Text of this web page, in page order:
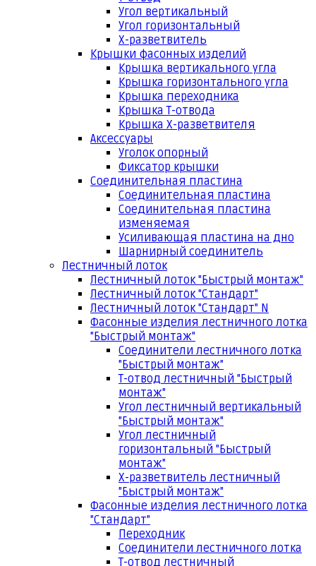
Угол вертикальный
Угол горизонтальный
Х-разветвитель
Крышки фасонных изделий
Крышка вертикального угла
Крышка горизонтального угла
Крышка переходника
Крышка Т-отвода
Крышка Х-разветвителя
Аксессуары
Уголок опорный
Фиксатор крышки
Соединительная пластина
Соединительная пластина
Соединительная пластина
изменяемая
Усиливающая пластина на дно
Шарнирный соединитель
Лестничный лоток
Лестничный лоток "Быстрый монтаж"
Лестничный лоток "Стандарт"
Лестничный лоток "Стандарт" N
Фасонные изделия лестничного лотка
"Быстрый монтаж"
Соединители лестничного лотка
"Быстрый монтаж"
Т-отвод лестничный "Быстрый
монтаж"
Угол лестничный вертикальный
"Быстрый монтаж"
Угол лестничный
горизонтальный "Быстрый
монтаж"
Х-разветвитель лестничный
"Быстрый монтаж"
Фасонные изделия лестничного лотка
"Стандарт"
Переходник
Соединители лестничного лотка
Т-отвод лестничный